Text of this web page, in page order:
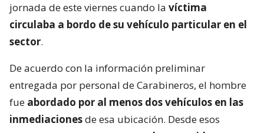
jornada de este viernes cuando la víctima
circulaba a bordo de su vehículo particular en el
sector.
De acuerdo con la información preliminar
entregada por personal de Carabineros, el hombre
fue abordado por al menos dos vehículos en las
inmediacionesde esa ubicación. Desde esos